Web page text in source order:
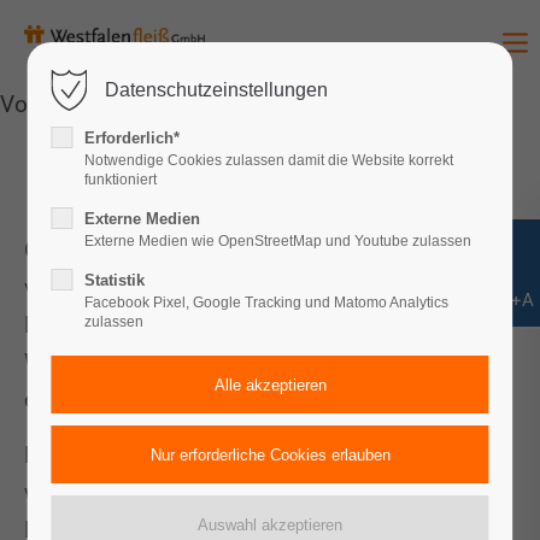
Vorlesen
Ob Bücher, Kleidung oder kleine Schätze aus
vergangenen Zeiten – beim Flohmarkt auf dem
Hofgut Kinderhaus gibt es viel zu entdecken.
Wer selbst verkaufen möchte, kann sich jetzt
einen Stellplatz sichern.
Die Anmeldung erfolgt direkt imHofladen
während der Öffnungszeiten (Dienstag bis
Freitag von 9 bis 14.30 Uhr, Samstag und
Shift+Alt+A
Datenschutzeinstellungen
Erforderlich*
Notwendige Cookies zulassen damit die Website korrekt
funktioniert
Externe Medien
Externe Medien wie OpenStreetMap und Youtube zulassen
Statistik
Facebook Pixel, Google Tracking und Matomo Analytics
zulassen